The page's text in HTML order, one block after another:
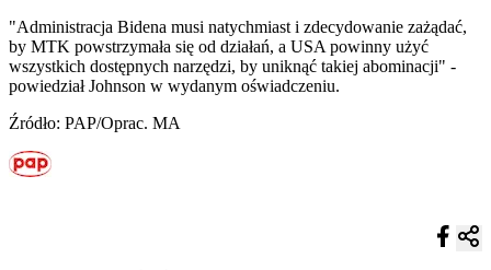
"Administracja Bidena musi natychmiast i zdecydowanie zażądać,
by MTK powstrzymała się od działań, a USA powinny użyć
wszystkich dostępnych narzędzi, by uniknąć takiej abominacji" -
powiedział Johnson w wydanym oświadczeniu.
Źródło: PAP/Oprac. MA